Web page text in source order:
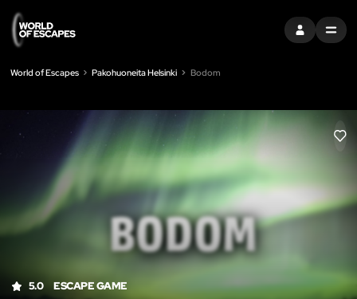
KIRJAUDUMENU
World of Escapes Pakohuoneita Helsinki Bodom
LIKE
5.0 ESCAPE GAME